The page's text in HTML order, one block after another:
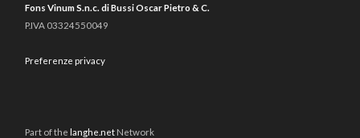
Fons Vinum S.n.c. di Bussi Oscar Pietro & C.
P.IVA 03324550049
Preferenze privacy
Part of thelanghe.net Network